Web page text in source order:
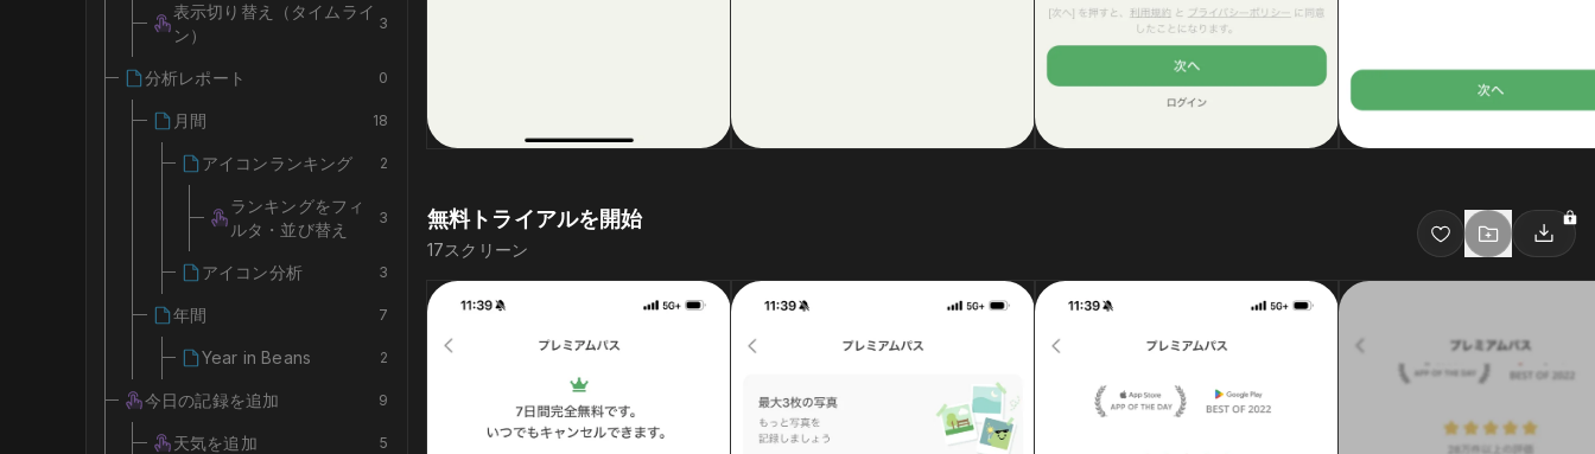
表示切り替え（タイムライ
ン）
3
分析レポート 0
月間 18
アイコンランキング 2
ランキングをフィ
ルタ・並び替え
3
アイコン分析 3
年間 7
Year in Beans 2
今日の記録を追加 9
天気を追加 5
無料トライアルを開始
17スクリーン